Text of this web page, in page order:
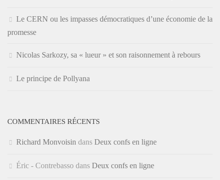
Le CERN ou les impasses démocratiques d’une économie de la
promesse
Nicolas Sarkozy, sa « lueur » et son raisonnement à rebours
Le principe de Pollyana
COMMENTAIRES RÉCENTS
Richard Monvoisin dans Deux confs en ligne
Éric - Contrebasso dans Deux confs en ligne